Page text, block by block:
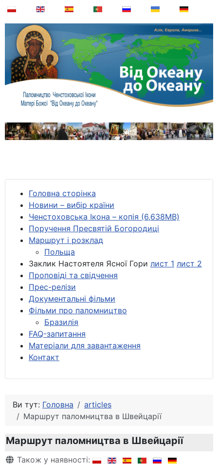
Головна сторінка
Новини – вибір країни
Ченстоховська Ікона – копія (6,638MB)
Поручення Пресвятій Богородиці
Маршрут і розклад
Польща
Заклик Настоятеля Ясної Гори лист 1 лист 2
Проповіді та свідчення
Прес-релізи
Документальні фільми
Фільми про паломництво
Бразилія
FAQ-запитання
Матеріали для завантаження
Контакт
Ви тут: Головна
articles
Маршрут паломництва в Швейцарії
Маршрут паломництва в Швейцарії
Деталі
Також у наявності: